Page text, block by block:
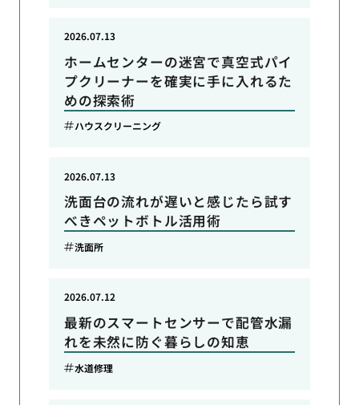
ホームセンターの迷宮で真空式パイ
プクリーナーを確実に手に入れるた
めの探索術
2026.07.13
ハウスクリーニング
洗面台の流れが遅いと感じたら試す
べきペットボトル活用術
2026.07.13
洗面所
最新のスマートセンサーで配管水漏
れを未然に防ぐ暮らしの知恵
2026.07.12
水道修理